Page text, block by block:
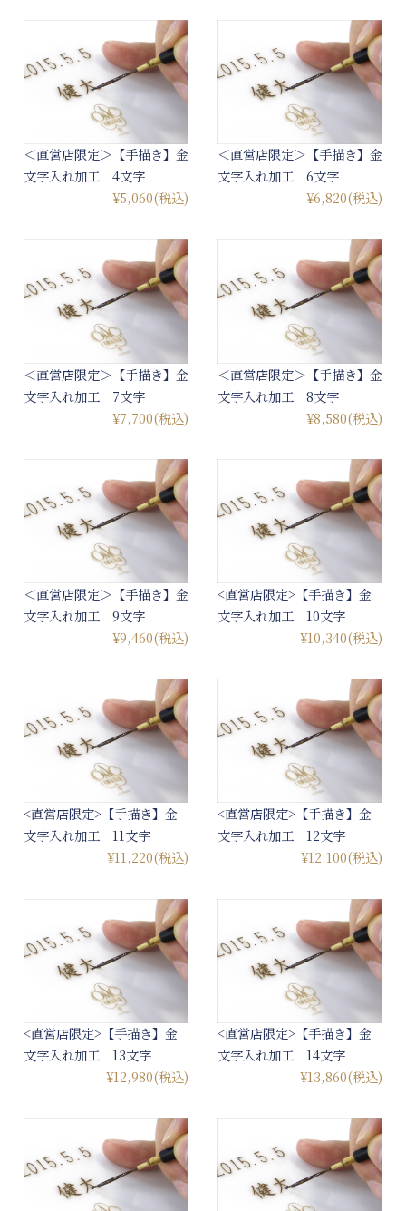
＜直営店限定＞【手描き】金
文字入れ加工 4文字
¥5,060(税込)
＜直営店限定＞【手描き】金
文字入れ加工 6文字
¥6,820(税込)
＜直営店限定＞【手描き】金
文字入れ加工 7文字
¥7,700(税込)
＜直営店限定＞【手描き】金
文字入れ加工 8文字
¥8,580(税込)
＜直営店限定＞【手描き】金
文字入れ加工 9文字
¥9,460(税込)
<直営店限定>【手描き】金
文字入れ加工 10文字
¥10,340(税込)
<直営店限定>【手描き】金
文字入れ加工 11文字
¥11,220(税込)
<直営店限定>【手描き】金
文字入れ加工 12文字
¥12,100(税込)
<直営店限定>【手描き】金
文字入れ加工 13文字
¥12,980(税込)
<直営店限定>【手描き】金
文字入れ加工 14文字
¥13,860(税込)